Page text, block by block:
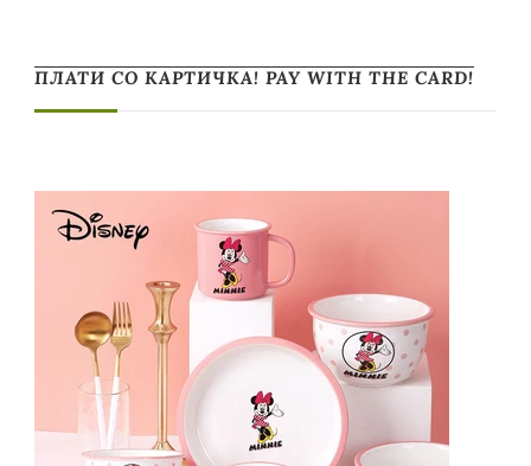
ПЛАТИ СО КАРТИЧКА! PAY WITH THE CARD!